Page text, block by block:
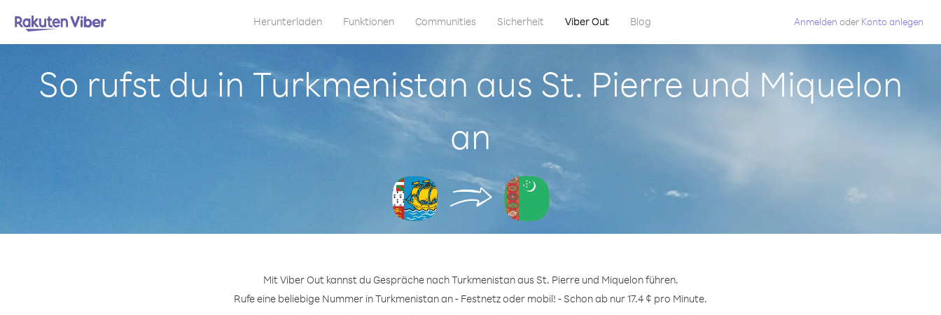
Herunterladen Funktionen Communities Sicherheit Viber Out Blog Anmelden oder Konto anlegen
So rufst du in Turkmenistan aus St. Pierre und Miquelon
an
Mit Viber Out kannst du Gespräche nach Turkmenistan aus St. Pierre und Miquelon führen.
Rufe eine beliebige Nummer in Turkmenistan an - Festnetz oder mobil! - Schon ab nur 17.4 ¢ pro Minute.